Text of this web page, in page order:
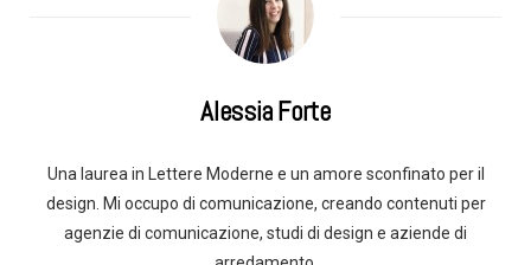
Alessia Forte
Una laurea in Lettere Moderne e un amore sconfinato per il
design. Mi occupo di comunicazione, creando contenuti per
agenzie di comunicazione, studi di design e aziende di